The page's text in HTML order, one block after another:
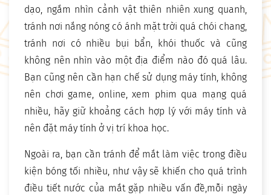
dạo, ngắm nhìn cảnh vật thiên nhiên xung quanh,
tránh nơi nắng nóng có ánh mặt trời quá chói chang,
tránh nơi có nhiều bụi bẩn, khói thuốc và cũng
không nên nhìn vào một địa điểm nào đó quá lâu.
Bạn cũng nên cần hạn chế sử dụng máy tính, không
nên chơi game, online, xem phim qua mạng quá
nhiều, hãy giữ khoảng cách hợp lý với máy tính và
nên đặt máy tính ở vị trí khoa học.
Ngoài ra, bạn cần tránh để mắt làm việc trong điều
kiện bóng tối nhiều, như vậy sẽ khiến cho quá trình
điều tiết nước của mắt gặp nhiều vấn đề,mỗi ngày